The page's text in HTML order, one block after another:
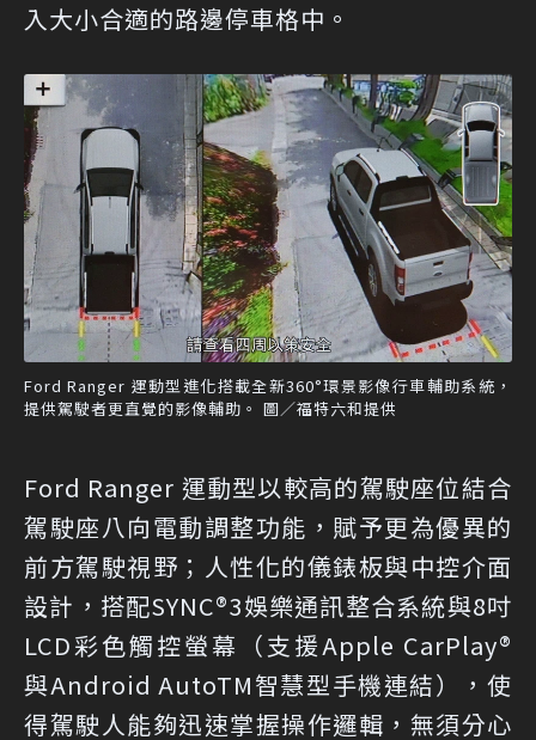
入大小合適的路邊停車格中。
Ford Ranger 運動型進化搭載全新360°環景影像行車輔助系統，
提供駕駛者更直覺的影像輔助。 圖／福特六和提供
Ford Ranger 運動型以較高的駕駛座位結合
駕駛座八向電動調整功能，賦予更為優異的
前方駕駛視野；人性化的儀錶板與中控介面
設計，搭配SYNC®3娛樂通訊整合系統與8吋
LCD彩色觸控螢幕（支援Apple CarPlay®
與Android AutoTM智慧型手機連結），使
得駕駛人能夠迅速掌握操作邏輯，無須分心